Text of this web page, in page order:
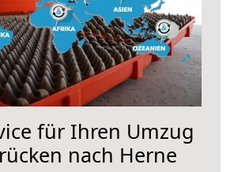
für Ihren Umzug
nach Herne